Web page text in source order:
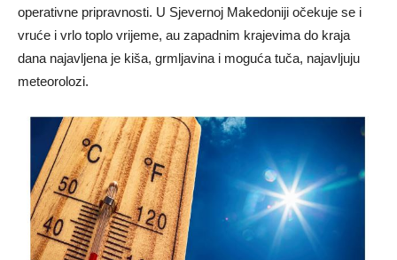
operativne pripravnosti. U Sjevernoj Makedoniji očekuje se i
vruće i vrlo toplo vrijeme, au zapadnim krajevima do kraja
dana najavljena je kiša, grmljavina i moguća tuča, najavljuju
meteorolozi.